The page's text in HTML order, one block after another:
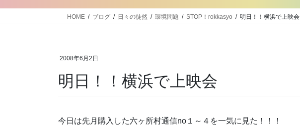
HOME ブログ 日々の徒然 環境問題 STOP！rokkasyo 明日！！横浜で上映会
2008年6月2日
明日！！横浜で上映会
今日は先月購入した六ヶ所村通信no１～４を一気に見た！！！